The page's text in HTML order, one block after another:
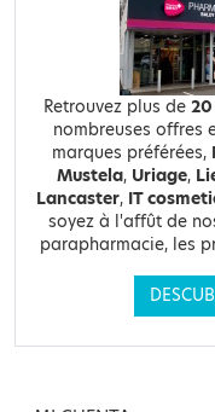
Retrouvez plus de
nombreuses offres
marques préférées,
Mustela, Uriage,
Lancaster, IT
soyez à l'affût de
parapharmacie, les